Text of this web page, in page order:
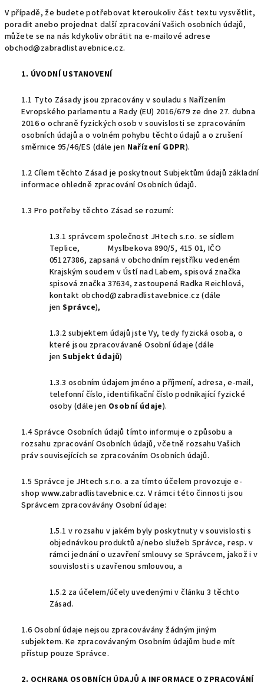
V případě, že budete potřebovat kteroukoliv část textu vysvětlit,
poradit anebo projednat další zpracování Vašich osobních údajů,
můžete se na nás kdykoliv obrátit na e-mailové adrese
obchod@zabradlistavebnice.cz.
1. ÚVODNÍ USTANOVENÍ
1.1 Tyto Zásady jsou zpracovány v souladu s Nařízením
Evropského parlamentu a Rady (EU) 2016/679 ze dne 27. dubna
2016 o ochraně fyzických osob v souvislosti se zpracováním
osobních údajů a o volném pohybu těchto údajů a o zrušení
směrnice 95/46/ES (dále jen Nařízení GDPR).
1.2 Cílem těchto Zásad je poskytnout Subjektům údajů základní
informace ohledně zpracování Osobních údajů.
1.3 Pro potřeby těchto Zásad se rozumí:
1.3.1 správcem společnost JHtech s.r.o. se sídlem
Teplice, Myslbekova 890/5, 415 01, IČO
05127386, zapsaná v obchodním rejstříku vedeném
Krajským soudem v Ústí nad Labem, spisová značka
spisová značka 37634, zastoupená Radka Reichlová,
kontakt obchod@zabradlistavebnice.cz (dále
jenSprávce),
1.3.2 subjektem údajů jste Vy, tedy fyzická osoba, o
které jsou zpracovávané Osobní údaje (dále
jenSubjekt údajů)
1.3.3 osobním údajem jméno a příjmení, adresa, e-mail,
telefonní číslo, identifikační číslo podnikající fyzické
osoby (dále jen Osobní údaje).
1.4 Správce Osobních údajů tímto informuje o způsobu a
rozsahu zpracování Osobních údajů, včetně rozsahu Vašich
práv souvisejících se zpracováním Osobních údajů.
1.5 Správce je JHtech s.r.o. a za tímto účelem provozuje e-
shop www.zabradlistavebnice.cz. V rámci této činnosti jsou
Správcem zpracovávány Osobní údaje:
1.5.1 v rozsahu v jakém byly poskytnuty v souvislosti s
objednávkou produktů a/nebo služeb Správce, resp. v
rámci jednání o uzavření smlouvy se Správcem, jakož i v
souvislosti s uzavřenou smlouvou, a
1.5.2 za účelem/účely uvedenými v článku 3 těchto
Zásad.
1.6 Osobní údaje nejsou zpracovávány žádným jiným
subjektem. Ke zpracovávaným Osobním údajům bude mít
přístup pouze Správce.
2. OCHRANA OSOBNÍCH ÚDAJŮ A INFORMACE O ZPRACOVÁNÍ